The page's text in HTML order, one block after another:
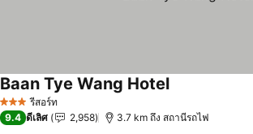
3 ดาว รีสอร์ท
Baan Tye Wang Hotel
9.4 ดีเลิศ 2,958 3.7 km ถึง สถานีรถไฟ